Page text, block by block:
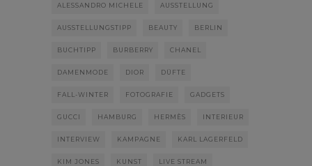
ALESSANDRO MICHELE AUSSTELLUNG
AUSSTELLUNGSTIPP BEAUTY BERLIN
BUCHTIPP BURBERRY CHANEL
DAMENMODE DIOR DÜFTE
FALL-WINTER FOTOGRAFIE GADGETS
GUCCI HAMBURG HERMÈS INTERIEUR
INTERVIEW KAMPAGNE KARL LAGERFELD
KIM JONES KUNST LIVE STREAM